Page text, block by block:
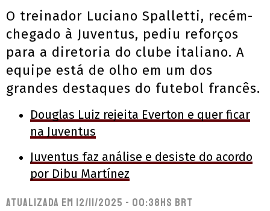
O treinador Luciano Spalletti, recém-
chegado à Juventus, pediu reforços
para a diretoria do clube italiano. A
equipe está de olho em um dos
grandes destaques do futebol francês.
Douglas Luiz rejeita Everton e quer ficar
na Juventus
Juventus faz análise e desiste do acordo
por Dibu Martínez
Atualizada em 12/11/2025 - 00:38hs BRT